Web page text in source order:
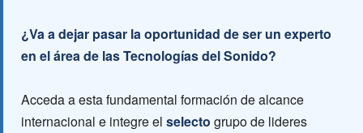
¿Va a dejar pasar la oportunidad de ser un experto
en el área de las Tecnologías del Sonido?
Acceda a esta fundamental formación de alcance
internacional e integre el selecto grupo de lideres